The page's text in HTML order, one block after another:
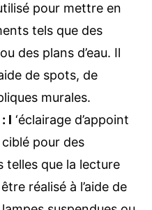
pour mettre en
tels que des
des plans d’eau. Il
de spots, de
murales.
l ‘éclairage d’appoint
pour des
telles que la lecture
réalisé à l’aide de